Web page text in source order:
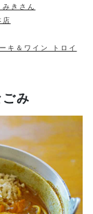
きさん
店
キ＆ワイン トロイ
み